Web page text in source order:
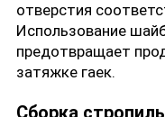
отверстия
Использование
предотвращает
затяжке гаек.